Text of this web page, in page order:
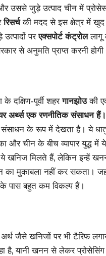
और उससे जुड़े उत्पाद चीन में
रिसर्चकी मदद से इस क्षेत्र में खुद
परएक्सपोर्ट कंट्रोललागू
से अनुमति प्राप्त करनी
दक्षिण-पूर्वी शहरगानझोउकी
अर्थ्स एक रणनीतिक संसाधन
के रूप में देखता है। ये
और चीन के बीच व्यापार युद्ध
खनिज मिलते हैं, लेकिन इन्हें
का मुकाबला नहीं कर सकता।
पास बहुत कम विकल्प हैं।
जैसे खनिजों पर भी टैरिफ
है, यानी खनन से लेकर